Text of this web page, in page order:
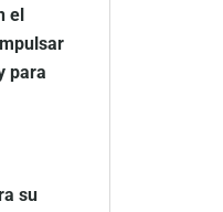
el
para
su